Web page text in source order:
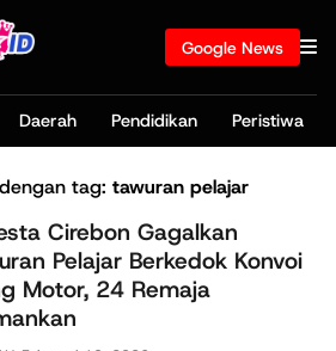
Google News
Daerah Pendidikan Peristiwa
tag: tawuran pelajar
Cirebon Gagalkan
Pelajar Berkedok Konvoi
Motor, 24 Remaja